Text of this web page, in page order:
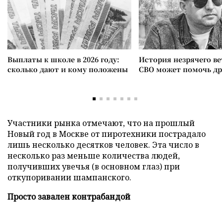
Выплаты к школе в 2026 году:
сколько дают и кому положены
История незрячего
СВО может помочь
Участники рынка отмечают, что на прошлый
Новый год в Москве от пиротехники пострадало
лишь несколько десятков человек. Эта число в
несколько раз меньше количества людей,
получивших увечья (в основном глаз) при
откупоривании шампанского.
Просто завален контрабандой